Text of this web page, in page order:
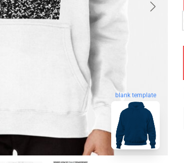
blank template